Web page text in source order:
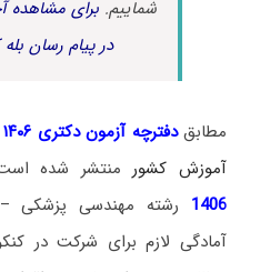
شماییم.برای مشاهده
در پیام رسان
مطابق دفترچه آزمون دکتری ۱۴۰۶
آموزش کشورمنتشر شده
1406 رشته مهندسی پزشکی
آمادگی لازم برای شرکت در